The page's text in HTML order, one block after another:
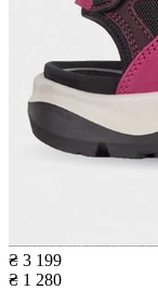
₴ 3 199
₴ 1 280